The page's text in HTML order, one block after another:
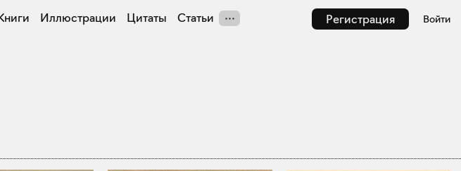
Регистрация Войти
Иллюстрации Цитаты Статьи